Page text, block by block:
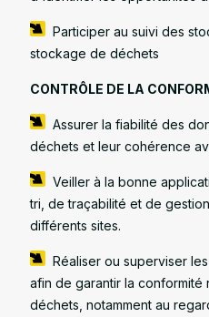
Participer au suivi des
stockage de déchets
CONTRÔLE DE LA
Assurer la fiabilité des
déchets et leur cohérence
Veiller à la bonne
tri, de traçabilité et de
différents sites.
Réaliser ou superviser
afin de garantir la conformité
déchets, notamment au